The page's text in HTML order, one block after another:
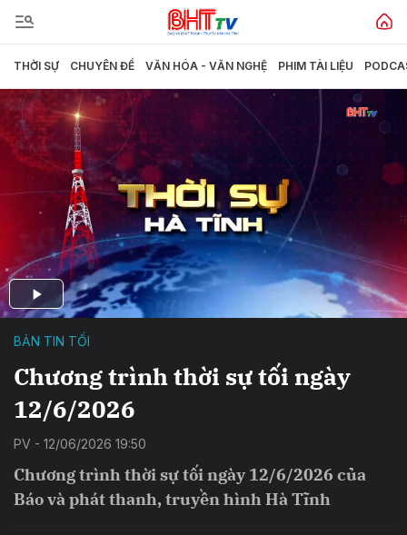
THỜI SỰ CHUYÊN ĐỀ VĂN HÓA - VĂN NGHỆ PHIM TÀI LIỆU
BẢN TIN TỐI
Chương trình thời sự tối ngày
12/6/2026
PV - 12/06/2026 19:50
Chương trình thời sự tối ngày 12/6/2026 của
Báo và phát thanh, truyền hình Hà Tĩnh